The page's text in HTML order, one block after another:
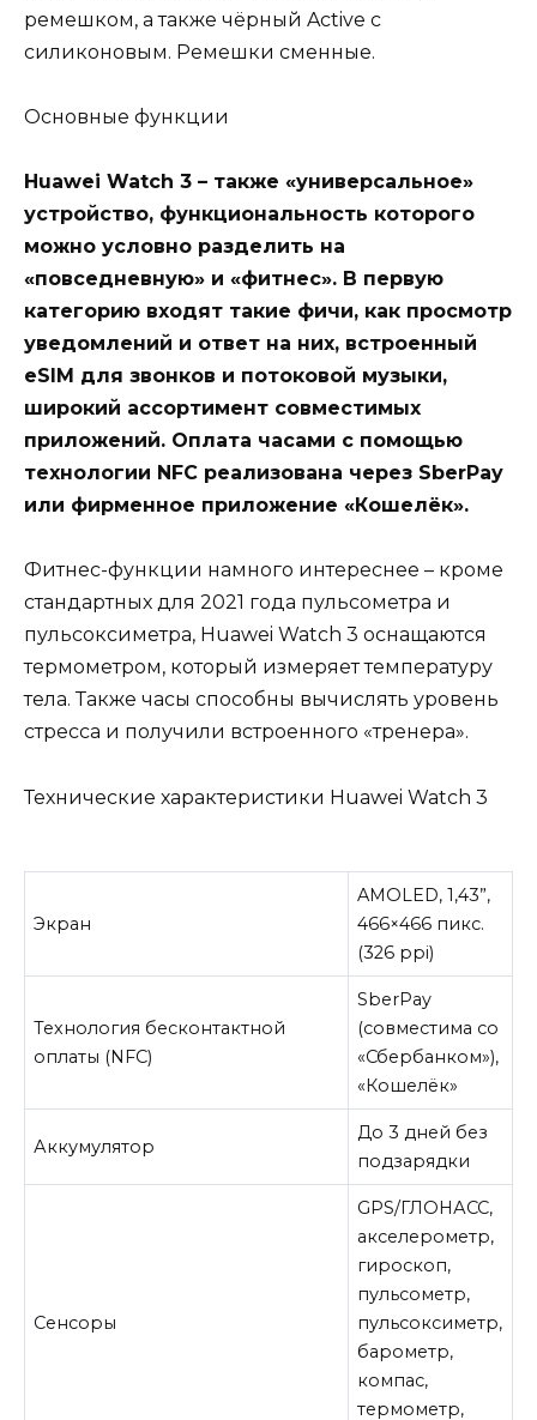
ремешком, а также чёрный Active с
силиконовым. Ремешки сменные.
Основные функции
Huawei Watch 3 – также «универсальное»
устройство, функциональность которого
можно условно разделить на
«повседневную» и «фитнес». В первую
категорию входят такие фичи, как просмотр
уведомлений и ответ на них, встроенный
eSIM для звонков и потоковой музыки,
широкий ассортимент совместимых
приложений. Оплата часами с помощью
технологии NFC реализована через SberPay
или фирменное приложение «Кошелёк».
Фитнес-функции намного интереснее – кроме
стандартных для 2021 года пульсометра и
пульсоксиметра, Huawei Watch 3 оснащаются
термометром, который измеряет температуру
тела. Также часы способны вычислять уровень
стресса и получили встроенного «тренера».
Технические характеристики Huawei Watch 3
Экран
AMOLED, 1,43”,
466×466 пикс.
(326 ppi)
Технология бесконтактной
оплаты (NFC)
SberPay
(совместима со
«Сбербанком»),
«Кошелёк»
Аккумулятор
До 3 дней без
подзарядки
Сенсоры
GPS/ГЛОНАСС,
акселерометр,
гироскоп,
пульсометр,
пульсоксиметр,
барометр,
компас,
термометр,